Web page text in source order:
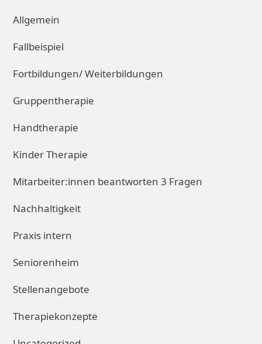
Allgemein
Fallbeispiel
Fortbildungen/ Weiterbildungen
Gruppentherapie
Handtherapie
Kinder Therapie
Mitarbeiter:innen beantworten 3 Fragen
Nachhaltigkeit
Praxis intern
Seniorenheim
Stellenangebote
Therapiekonzepte